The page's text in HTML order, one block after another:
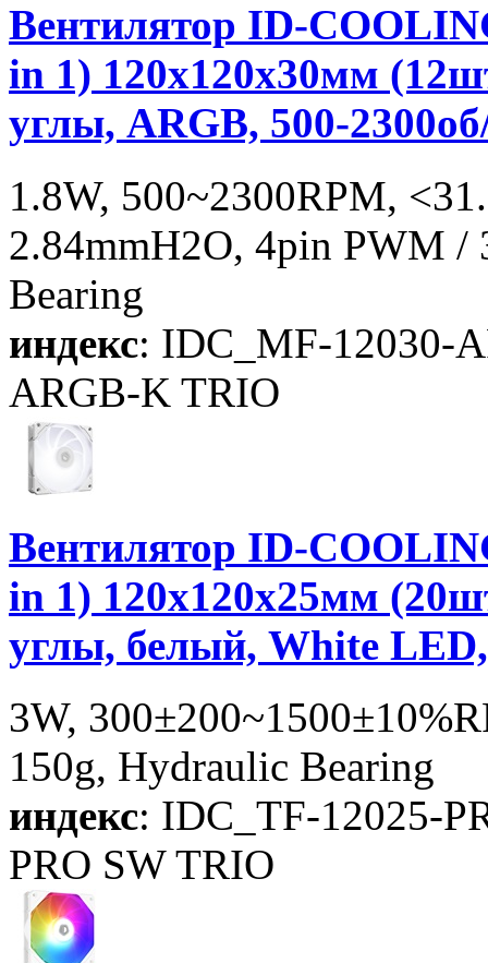
Вентилятор ID-
in 1) 120x120x30мм
углы, ARGB, 500-
1.8W, 500~2300RPM,
2.84mmH2O, 4pin PWM
Bearing
индекс: IDC_MF-12030-
ARGB-K TRIO
Вентилятор ID-
in 1) 120x120x25мм
углы, белый, White
3W,
150g, Hydraulic Bearing
индекс: IDC_TF-12025-
PRO SW TRIO